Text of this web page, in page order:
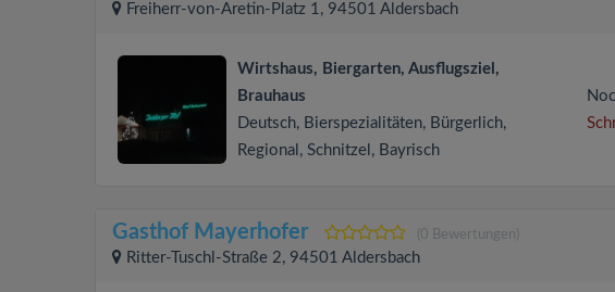
Freiherr-von-Aretin-Platz 1, 94501 Aldersbach
Wirtshaus, Biergarten, Ausflugsziel,
Brauhaus
Deutsch, Bierspezialitäten, Bürgerlich,
Regional, Schnitzel, Bayrisch
Gasthof Mayerhofer (0 Bewertungen)
Ritter-Tuschl-Straße 2, 94501 Aldersbach